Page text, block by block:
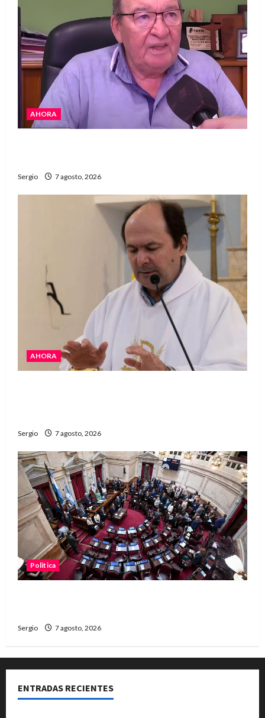
AHORA
Sergio 7 agosto, 2026
AHORA
Sergio 7 agosto, 2026
Politica
Sergio 7 agosto, 2026
ENTRADAS RECIENTES